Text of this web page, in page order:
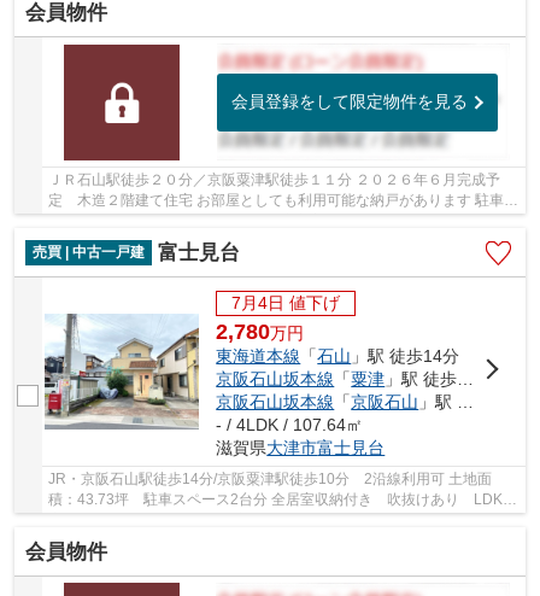
会員物件
会員登録をして限定物件を見る
ＪＲ石山駅徒歩２０分／京阪粟津駅徒歩１１分 ２０２６年６月完成予
定 木造２階建て住宅 お部屋としても利用可能な納戸があります 駐車１
売買 | 中古一戸建
富士見台
7月4日 値下げ
2,780万円
東海道本線 「石山 」駅 徒歩14分
京阪石山坂本線 「粟津 」駅 徒歩10分
京阪石山坂本線 「京阪石山 」駅 徒歩14分
- / 4LDK / 107.64㎡
滋賀県大津市富士見台
JR・京阪石山駅徒歩14分/京阪粟津駅徒歩10分 2沿線利用可 土地面
積：43.73坪 駐車スペース2台分 全居室収納付き 吹抜けあり LDK
会員物件